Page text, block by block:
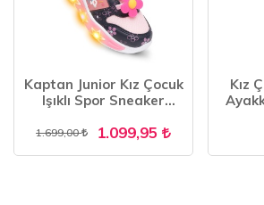
Kaptan Junior Kız Çocuk
Işıklı Spor Sneaker
PTJCK 700
1.699,00 1.099,95
Kız